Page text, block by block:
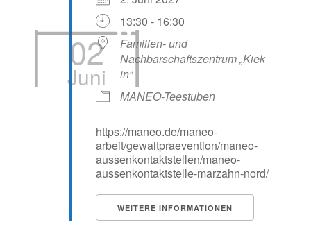
02
Juni
13:30 - 16:30
Familien- und
Nachbarschaftszentrum „Kiek
in“
MANEO-Teestuben
https://maneo.de/maneo-
arbeit/gewaltpraevention/maneo-
aussenkontaktstellen/maneo-
aussenkontaktstelle-marzahn-nord/
WEITERE INFORMATIONEN